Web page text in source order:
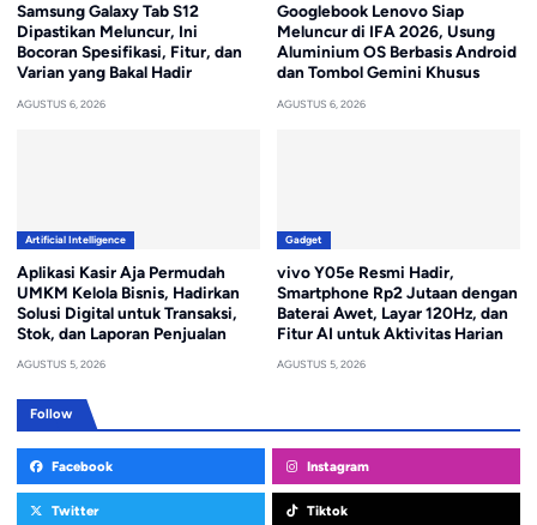
Samsung Galaxy Tab S12
Dipastikan Meluncur, Ini
Bocoran Spesifikasi, Fitur, dan
Varian yang Bakal Hadir
AGUSTUS 6, 2026
Googlebook Lenovo Siap
Meluncur di IFA 2026, Usung
Aluminium OS Berbasis Android
dan Tombol Gemini Khusus
AGUSTUS 6, 2026
Artificial Intelligence
Aplikasi Kasir Aja Permudah
UMKM Kelola Bisnis, Hadirkan
Solusi Digital untuk Transaksi,
Stok, dan Laporan Penjualan
AGUSTUS 5, 2026
Gadget
vivo Y05e Resmi Hadir,
Smartphone Rp2 Jutaan dengan
Baterai Awet, Layar 120Hz, dan
Fitur AI untuk Aktivitas Harian
AGUSTUS 5, 2026
Follow
Facebook Instagram
Twitter Tiktok